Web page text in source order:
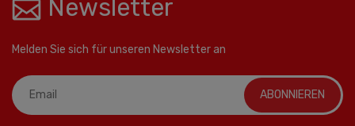
Newsletter
Melden Sie sich für unseren Newsletter an
ABONNIEREN